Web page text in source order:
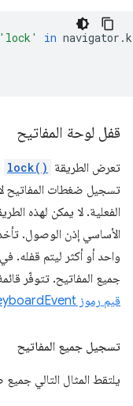
'lock' in navigator .
قفل لوحة المفاتيح
تعرض الطريقة lock()
تسجيل ضغطات المفاتيح
الفعلية. لا يمكن لهذه
الأساسي إذن الوصول.
واحد أو أكثر ليتم قفله.
جميع المفاتيح. تتوفّر
قيم رموز KeyboardEvent لأحداث واجهة المستخدم
تسجيل جميع المفاتيح
يلتقط المثال التالي